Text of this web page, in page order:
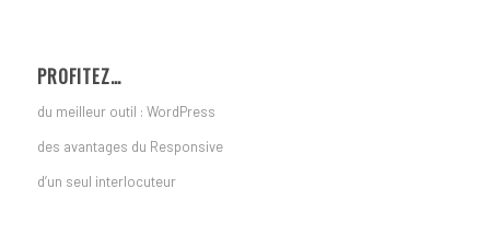
PROFITEZ…
du meilleur outil : WordPress
des avantages du Responsive
d’un seul interlocuteur